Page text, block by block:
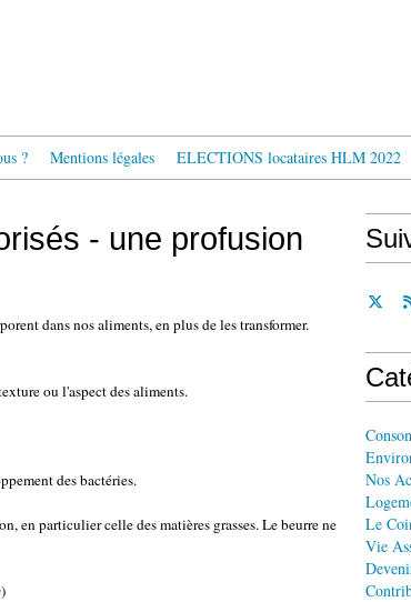
? Mentions légales ELECTIONS locataires HLM 2022
- une profusion
dans nos aliments, en plus de les transformer.
ou l'aspect des aliments.
des bactéries.
en particulier celle des matières grasses. Le beurre ne
Nos
Le
Vie